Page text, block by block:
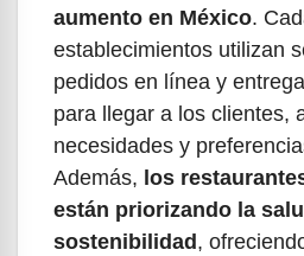
aumento en México.
establecimientos utilizan
pedidos en línea y
para llegar a los clientes,
necesidades y
Además, los
están priorizando la
sostenibilidad ,